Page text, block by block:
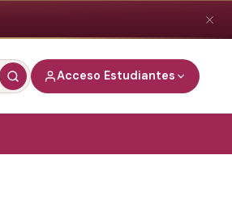
Acceso Estudiantes